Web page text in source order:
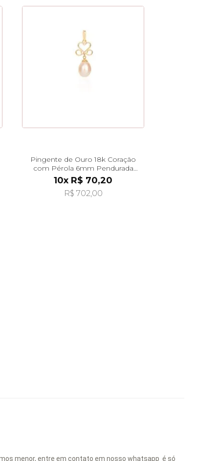
Pingente de Ouro 18k Coração
com Pérola 6mm Pendurada
pi24562
10x R$ 70,20
R$ 702,00
menor, entre em contato em nosso whatsapp é só